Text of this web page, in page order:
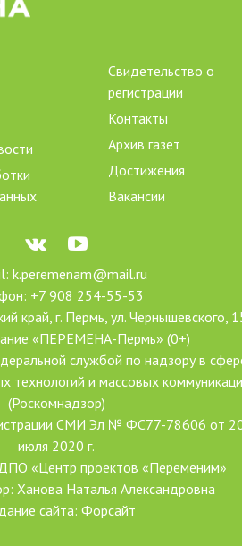
Свидетельство о
регистрации
Контакты
Архив газет
Достижения
Вакансии
k.peremenam@mail.ru
+7 908 254-55-53
край, г. Пермь, ул. Чернышевского,
«ПЕРЕМЕНА-Пермь» (0+)
службой по надзору в
технологий и массовых
(Роскомнадзор)
СМИ Эл № ФС77-78606 от
июля 2020 г.
«Центр проектов «Переменим»
Ханова Наталья Александровна
сайта: Форсайт